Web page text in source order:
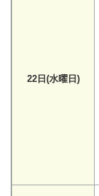
22日(水曜日)